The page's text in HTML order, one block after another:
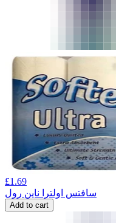
£1.69
سافتس اولترا ناین رول
Add to cart